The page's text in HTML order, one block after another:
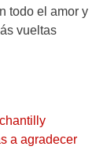
todo el amor y
vueltas
a agradecer